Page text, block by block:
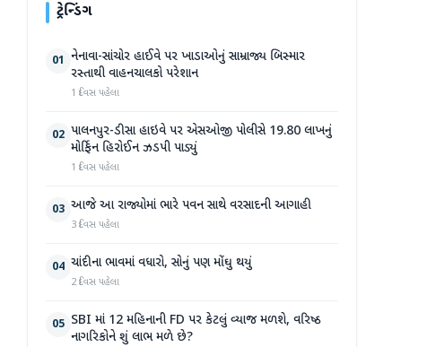
ટ્રેન્ડિંગ
01 નેનાવા-સાંચોર હાઈવે પર ખાડાઓનું સામ્રાજ્ય બિસ્માર
રસ્તાથી વાહનચાલકો પરેશાન
1 દિવસ પહેલા
02 પાલનપુર-ડીસા હાઇવે પર એસઓજી પોલીસે 19.80 લાખનું
મોર્ફિન હિરોઈન ઝડપી પાડ્યું
1 દિવસ પહેલા
03 આજે આ રાજ્યોમાં ભારે પવન સાથે વરસાદની આગાહી
3 દિવસ પહેલા
04 ચાંદીના ભાવમાં વધારો, સોનું પણ મોંઘુ થયું
2 દિવસ પહેલા
05 SBI માં 12 મહિનાની FD પર કેટલું વ્યાજ મળશે, વરિષ્ઠ
નાગરિકોને શું લાભ મળે છે?